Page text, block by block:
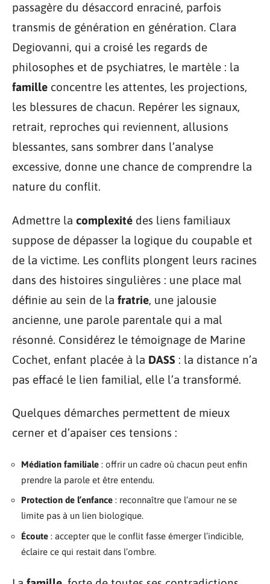
passagère du désaccord enraciné, parfois
transmis de génération en génération. Clara
Degiovanni, qui a croisé les regards de
philosophes et de psychiatres, le martèle : la
famille concentre les attentes, les projections,
les blessures de chacun. Repérer les signaux,
retrait, reproches qui reviennent, allusions
blessantes, sans sombrer dans l’analyse
excessive, donne une chance de comprendre la
nature du conflit.
Admettre la complexité des liens familiaux
suppose de dépasser la logique du coupable et
de la victime. Les conflits plongent leurs racines
dans des histoires singulières : une place mal
définie au sein de la fratrie, une jalousie
ancienne, une parole parentale qui a mal
résonné. Considérez le témoignage de Marine
Cochet, enfant placée à la DASS : la distance n’a
pas effacé le lien familial, elle l’a transformé.
Quelques démarches permettent de mieux
cerner et d’apaiser ces tensions :
Médiation familiale : offrir un cadre où chacun peut enfin
prendre la parole et être entendu.
Protection de l’enfance : reconnaître que l’amour ne se
limite pas à un lien biologique.
Écoute : accepter que le conflit fasse émerger l’indicible,
éclaire ce qui restait dans l’ombre.